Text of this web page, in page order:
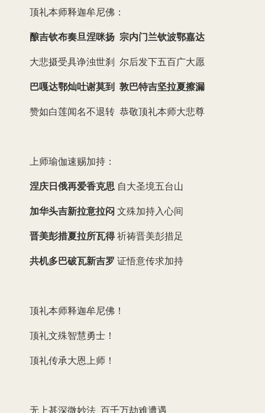
顶礼本师释迦牟尼佛：
酿吉钦布奏旦涅咪扬 宗内门兰钦波鄂嘉达
大悲摄受具诤浊世刹 尔后发下五百广大愿
巴嘎达鄂灿吐谢莫到 敦巴特吉坚拉夏擦漏
赞如白莲闻名不退转 恭敬顶礼本师大悲尊
上师瑜伽速赐加持：
涅庆日俄再爱香克思 自大圣境五台山
加华头吉新拉意拉闷 文殊加持入心间
晋美彭措夏拉所瓦得祈祷晋美彭措足
共机多巴破瓦新吉罗 证悟意传求加持
顶礼本师释迦牟尼佛！
顶礼文殊智慧勇士！
顶礼传承大恩上师！
无上甚深微妙法 百千万劫难遭遇